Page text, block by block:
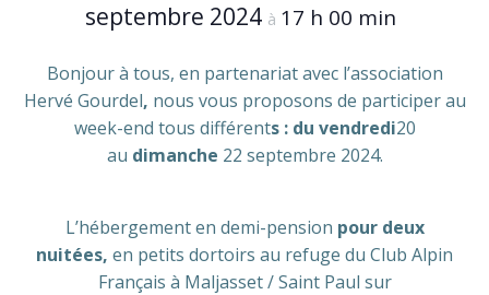
septembre 2024 à 17 h 00 min
Bonjour à tous, en partenariat avec l’association
Hervé Gourdel, nous vous proposons de participer au
week-end tous différents : du vendredi20
au dimanche 22 septembre 2024.
L’hébergement en demi-pension pour deux
nuitées, en petits dortoirs au refuge du Club Alpin
Français à Maljasset / Saint Paul sur